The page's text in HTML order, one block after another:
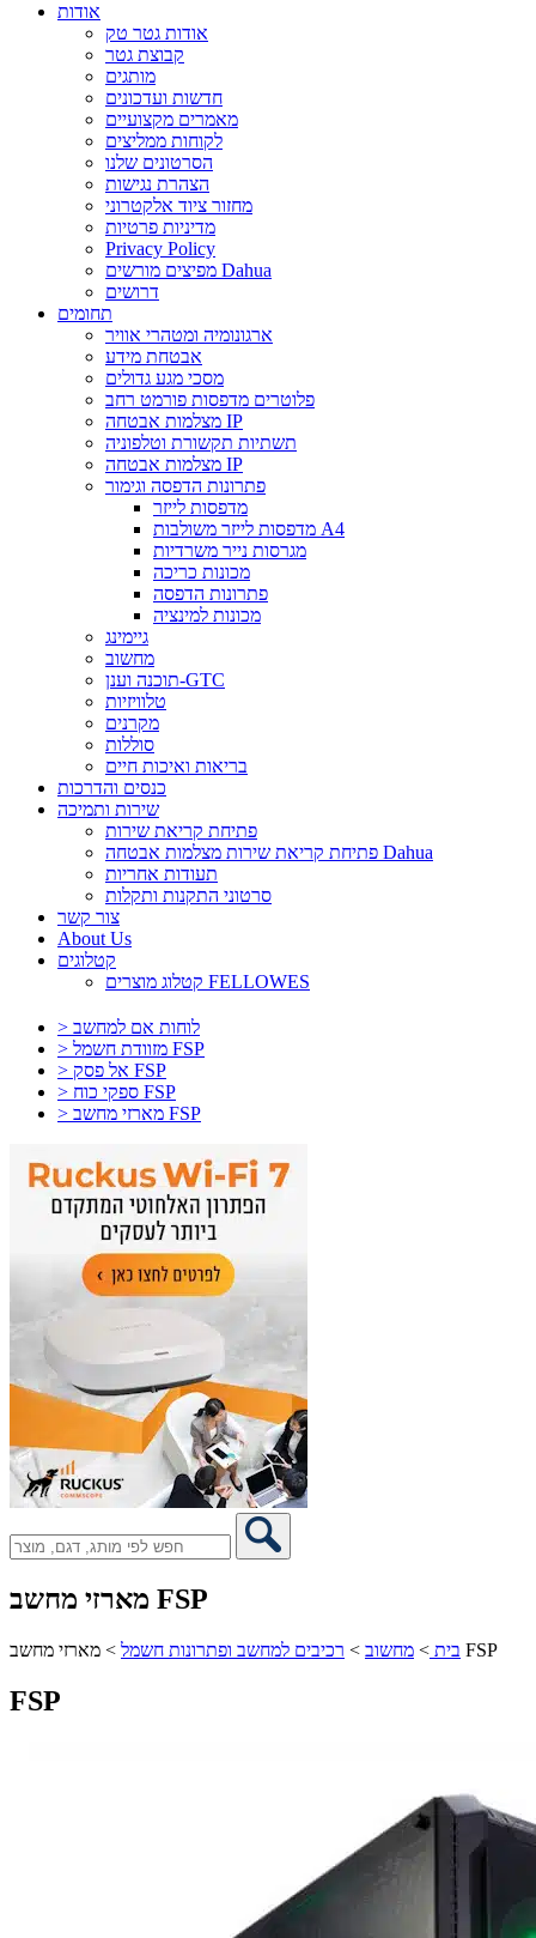
אודות
אודות גטר טק
קבוצת גטר
מותגים
חדשות ועדכונים
מאמרים מקצועיים
לקוחות ממליצים
הסרטונים שלנו
הצהרת נגישות
מחזור ציוד אלקטרוני
מדיניות פרטיות
Privacy Policy
מפיצים מורשים Dahua
דרושים
תחומים
ארגונומיה ומטהרי אוויר
אבטחת מידע
מסכי מגע גדולים
פלוטרים מדפסות פורמט רחב
מצלמות אבטחה IP
תשתיות תקשורת וטלפוניה
מצלמות אבטחה IP
פתרונות הדפסה וגימור
מדפסות לייזר
מדפסות לייזר משולבות A4
מגרסות נייר משרדיות
מכונות כריכה
פתרונות הדפסה
מכונות למינציה
גיימינג
מחשוב
תוכנה וענן-GTC
טלוויזיות
מקרנים
סוללות
בריאות ואיכות חיים
כנסים והדרכות
שירות ותמיכה
פתיחת קריאת שירות
פתיחת קריאת שירות מצלמות אבטחה Dahua
תעודות אחריות
סרטוני התקנות ותקלות
צור קשר
About Us
קטלוגים
קטלוג מוצרים FELLOWES
> לוחות אם למחשב
> מזוודת חשמל FSP
> אל פסק FSP
> ספקי כוח FSP
> מארזי מחשב FSP
מארזי מחשב FSP
בית > מחשוב > רכיבים למחשב ופתרונות חשמל > מארזי מחשב FSP
FSP